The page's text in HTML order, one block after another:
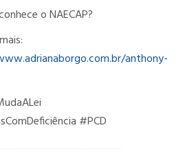
o NAECAP?
anthony-
#PCD